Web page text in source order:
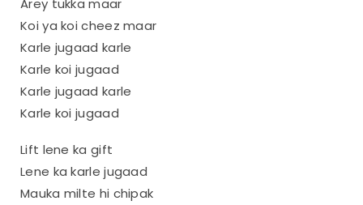
Arey tukka maar
Koi ya koi cheez maar
Karle jugaad karle
Karle koi jugaad
Karle jugaad karle
Karle koi jugaad
Lift lene ka gift
Lene ka karle jugaad
Mauka milte hi chipak